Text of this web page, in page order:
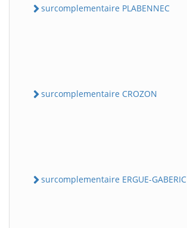
surcomplementaire PLABENNEC
surcomplementaire CROZON
surcomplementaire ERGUE-GABERIC